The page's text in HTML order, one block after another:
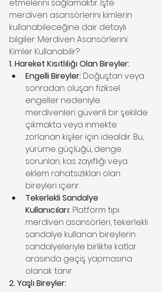
etmelerini sağlamaktır. İşte
merdiven asansörlerini kimlerin
kullanabileceğine dair detaylı
bilgiler: Merdiven Asansörlerini
Kimler Kullanabilir?
1. Hareket Kısıtlılığı Olan Bireyler:
Engelli Bireyler: Doğuştan veya
sonradan oluşan fiziksel
engeller nedeniyle
merdivenleri güvenli bir şekilde
çıkmakta veya inmekte
zorlanan kişiler için idealdir. Bu,
yürüme güçlüğü, denge
sorunları, kas zayıflığı veya
eklem rahatsızlıkları olan
bireyleri içerir.
Tekerlekli Sandalye
Kullanıcıları: Platform tipi
merdiven asansörleri, tekerlekli
sandalye kullanan bireylerin
sandalyeleriyle birlikte katlar
arasında geçiş yapmasına
olanak tanır.
2. Yaşlı Bireyler: